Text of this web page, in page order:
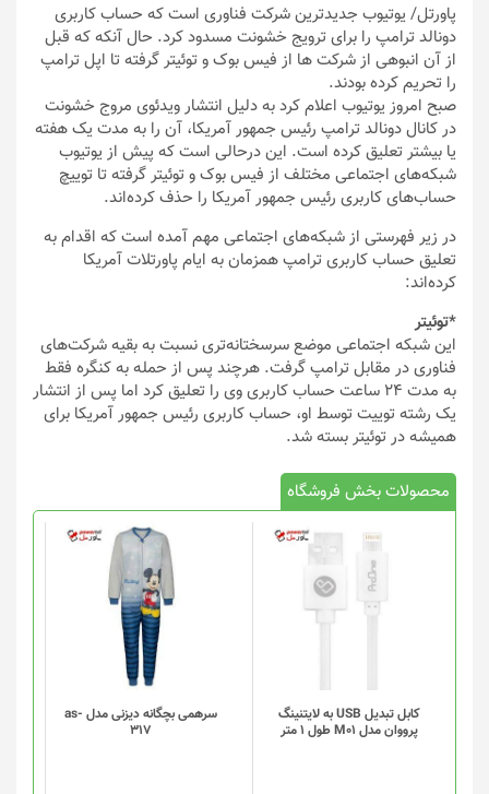
پاورتل/ یوتیوب جدیدترین شرکت فناوری است که حساب کاربری
دونالد ترامپ را برای ترویج خشونت مسدود کرد. حال آنکه که قبل
از آن انبوهی از شرکت ها از فیس بوک و توئیتر گرفته تا اپل ترامپ
را تحریم کرده بودند.
صبح امروز یوتیوب اعلام کرد به دلیل انتشار ویدئوی مروج خشونت
در کانال دونالد ترامپ رئیس جمهور آمریکا، آن را به مدت یک هفته
یا بیشتر تعلیق کرده است. این درحالی است که پیش از یوتیوب
شبکه‌های اجتماعی مختلف از فیس بوک و توئیتر گرفته تا توییچ
حساب‌های کاربری رئیس جمهور آمریکا را حذف کرده‌اند.
در زیر فهرستی از شبکه‌های اجتماعی مهم آمده است که اقدام به
تعلیق حساب کاربری ترامپ همزمان به ایام پاورتلات آمریکا
کرده‌اند:
*توئیتر
این شبکه اجتماعی موضع سرسختانه‌تری نسبت به بقیه شرکت‌های
فناوری در مقابل ترامپ گرفت. هرچند پس از حمله به کنگره فقط
به مدت ۲۴ ساعت حساب کاربری وی را تعلیق کرد اما پس از انتشار
یک رشته توییت توسط او، حساب کاربری رئیس جمهور آمریکا برای
همیشه در توئیتر بسته شد.
محصولات بخش فروشگاه
کابل تبدیل USB به لایتنینگ
پرووان مدل M01 طول 1 متر
سرهمی بچگانه دیزنی مدل as-
317